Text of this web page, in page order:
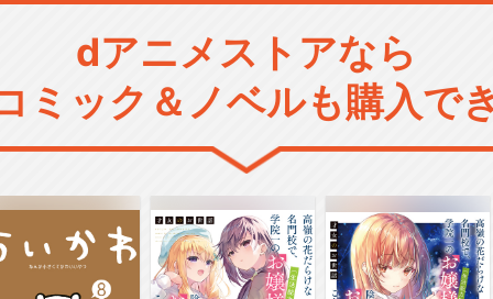
dアニメストアなら
ミック＆ノベルも購入で